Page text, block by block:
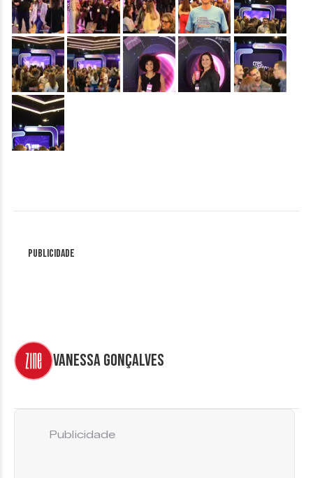
&nbsp; &nbsp; &nbsp; &nbsp; &nbsp;
&nbsp;
Publicidade
Vanessa Gonçalves
Publicidade